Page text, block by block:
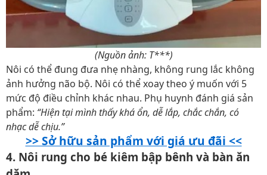
(Nguồn ảnh: T***)
Nôi có thể đung đưa nhẹ nhàng, không rung lắc không
ảnh hưởng não bộ. Nôi có thể xoay theo ý muốn với 5
mức độ điều chỉnh khác nhau. Phụ huynh đánh giá sản
phẩm: “Hiện tại mình thấy khá ổn, dễ lắp, chắc chắn, có
nhạc dễ chịu.”
>> Sở hữu sản phẩm với giá ưu đãi <<
4. Nôi rung cho bé kiêm bập bênh và bàn ăn